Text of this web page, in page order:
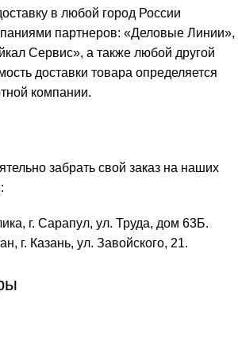
в любой город России
партнеров: «Деловые Линии»,
Сервис», а также любой другой
доставки товара определяется
компании.
забрать свой заказ на наших
г. Сарапул, ул. Труда, дом 63Б.
г. Казань, ул. Завойского, 21.